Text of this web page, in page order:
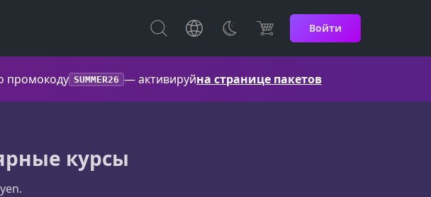
Войти
промокоду SUMMER26 — активируйна странице пакетов
курсы